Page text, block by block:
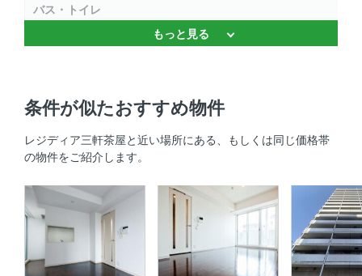
バス・トイレ
バストイレ別 、 温水洗浄便座 、 浴室乾燥機 、 独立洗面
セキュリティ
ＴＶモニタ付きインターホン 、 オートロック 、 防犯カメ
ラ
室内設備
もっと見る
条件が似たおすすめ物件
レジディア三軒茶屋と近い場所にある、もしくは同じ価格帯
の物件をご紹介します。